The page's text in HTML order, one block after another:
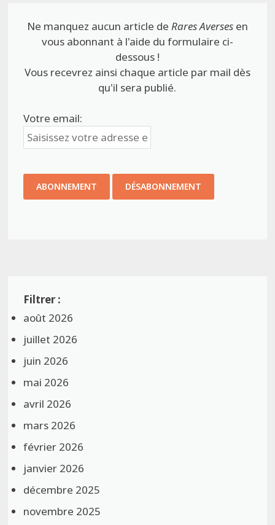
Ne manquez aucun article de Rares Aversesen
vous abonnant à l'aide du formulaire ci-
dessous !
Vous recevrez ainsi chaque article par mail dès
qu'il sera publié.
Votre email:
août 2026
juillet 2026
juin 2026
mai 2026
avril 2026
mars 2026
février 2026
janvier 2026
décembre 2025
novembre 2025